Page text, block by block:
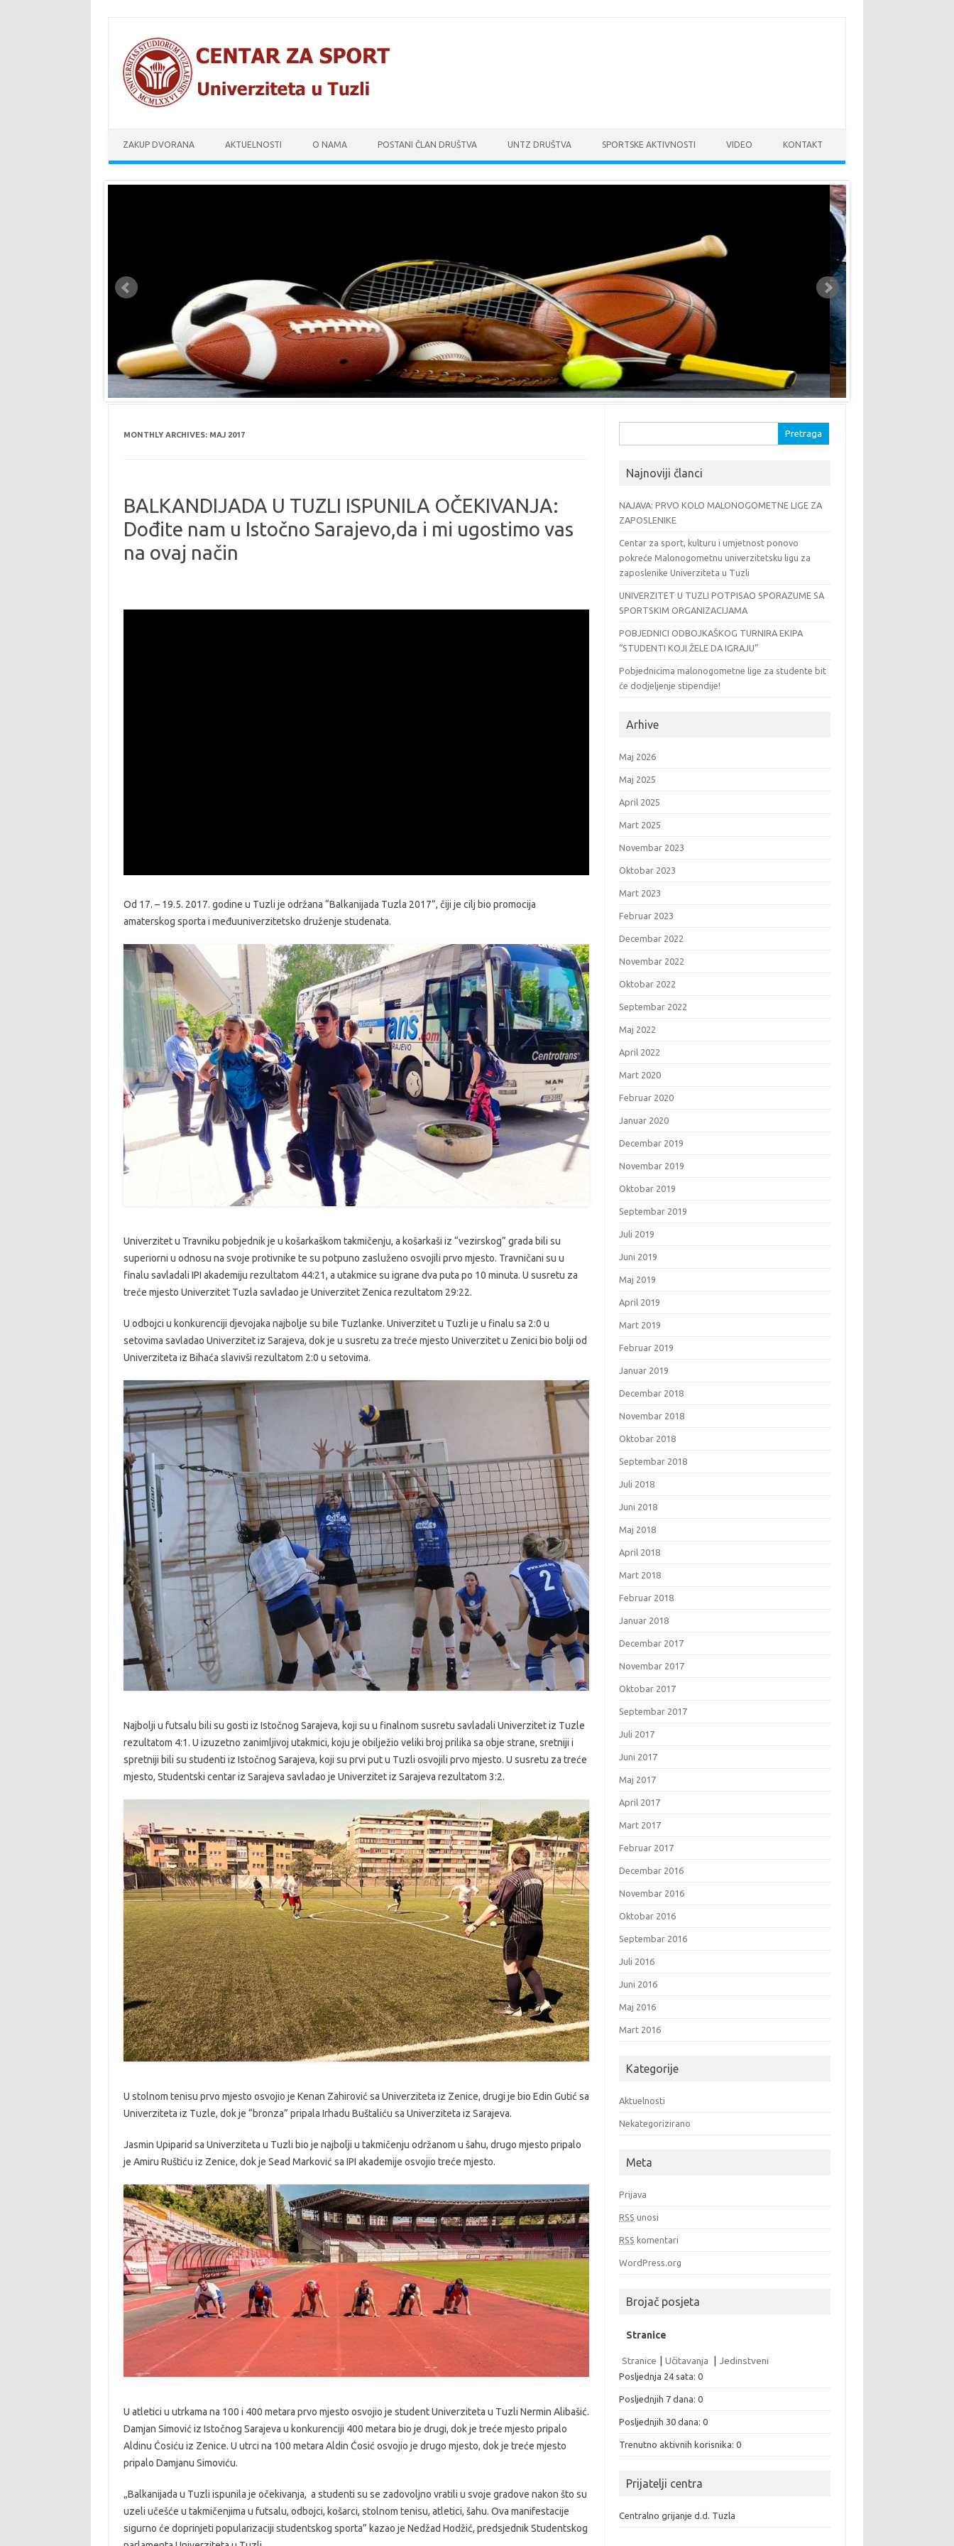
ZAKUP DVORANA AKTUELNOSTI O NAMA POSTANI ČLAN DRUŠTVA UNTZ DRUŠTVA SPORTSKE AKTIVNOSTI VIDEO KONTAKT
MONTHLY ARCHIVES: MAJ 2017
BALKANDIJADA U TUZLI ISPUNILA OČEKIVANJA:
Dođite nam u Istočno Sarajevo,da i mi ugostimo vas
na ovaj način
Od 17. – 19.5. 2017. godine u Tuzli je održana “Balkanijada Tuzla 2017”, čiji je cilj bio promocija
amaterskog sporta i međuuniverzitetsko druženje studenata.
Univerzitet u Travniku pobjednik je u košarkaškom takmičenju, a košarkaši iz “vezirskog” grada bili su
superiorni u odnosu na svoje protivnike te su potpuno zasluženo osvojili prvo mjesto. Travničani su u
finalu savladali IPI akademiju rezultatom 44:21, a utakmice su igrane dva puta po 10 minuta. U susretu za
treće mjesto Univerzitet Tuzla savladao je Univerzitet Zenica rezultatom 29:22.
U odbojci u konkurenciji djevojaka najbolje su bile Tuzlanke. Univerzitet u Tuzli je u finalu sa 2:0 u
setovima savladao Univerzitet iz Sarajeva, dok je u susretu za treće mjesto Univerzitet u Zenici bio bolji od
Univerziteta iz Bihaća slavivši rezultatom 2:0 u setovima.
Najbolji u futsalu bili su gosti iz Istočnog Sarajeva, koji su u finalnom susretu savladali Univerzitet iz Tuzle
rezultatom 4:1. U izuzetno zanimljivoj utakmici, koju je obilježio veliki broj prilika sa obje strane, sretniji i
spretniji bili su studenti iz Istočnog Sarajeva, koji su prvi put u Tuzli osvojili prvo mjesto. U susretu za treće
mjesto, Studentski centar iz Sarajeva savladao je Univerzitet iz Sarajeva rezultatom 3:2.
U stolnom tenisu prvo mjesto osvojio je Kenan Zahirović sa Univerziteta iz Zenice, drugi je bio Edin Gutić sa
Univerziteta iz Tuzle, dok je “bronza” pripala Irhadu Buštaliću sa Univerziteta iz Sarajeva.
Jasmin Upiparid sa Univerziteta u Tuzli bio je najbolji u takmičenju održanom u šahu, drugo mjesto pripalo
je Amiru Ruštiću iz Zenice, dok je Sead Marković sa IPI akademije osvojio treće mjesto.
U atletici u utrkama na 100 i 400 metara prvo mjesto osvojio je student Univerziteta u Tuzli Nermin Alibašić.
Damjan Simović iz Istočnog Sarajeva u konkurenciji 400 metara bio je drugi, dok je treće mjesto pripalo
Aldinu Ćosiću iz Zenice. U utrci na 100 metara Aldin Ćosić osvojio je drugo mjesto, dok je treće mjesto
pripalo Damjanu Simoviću.
„Balkanijada u Tuzli ispunila je očekivanja, a studenti su se zadovoljno vratili u svoje gradove nakon što su
uzeli učešće u takmičenjima u futsalu, odbojci, košarci, stolnom tenisu, atletici, šahu. Ova manifestacije
sigurno će doprinjeti popularizaciji studentskog sporta” kazao je Nedžad Hodžić, predsjednik Studentskog
Najnoviji članci
NAJAVA: PRVO KOLO MALONOGOMETNE LIGE ZA
ZAPOSLENIKE
Centar za sport, kulturu i umjetnost ponovo
pokreće Malonogometnu univerzitetsku ligu za
zaposlenike Univerziteta u Tuzli
UNIVERZITET U TUZLI POTPISAO SPORAZUME SA
SPORTSKIM ORGANIZACIJAMA
POBJEDNICI ODBOJKAŠKOG TURNIRA EKIPA
“STUDENTI KOJI ŽELE DA IGRAJU”
Pobjednicima malonogometne lige za studente bit
će dodjeljenje stipendije!
Arhive
Maj 2026
Maj 2025
April 2025
Mart 2025
Novembar 2023
Oktobar 2023
Mart 2023
Februar 2023
Decembar 2022
Novembar 2022
Oktobar 2022
Septembar 2022
Maj 2022
April 2022
Mart 2020
Februar 2020
Januar 2020
Decembar 2019
Novembar 2019
Oktobar 2019
Septembar 2019
Juli 2019
Juni 2019
Maj 2019
April 2019
Mart 2019
Februar 2019
Januar 2019
Decembar 2018
Novembar 2018
Oktobar 2018
Septembar 2018
Juli 2018
Juni 2018
Maj 2018
April 2018
Mart 2018
Februar 2018
Januar 2018
Decembar 2017
Novembar 2017
Oktobar 2017
Septembar 2017
Juli 2017
Juni 2017
Maj 2017
April 2017
Mart 2017
Februar 2017
Decembar 2016
Novembar 2016
Oktobar 2016
Septembar 2016
Juli 2016
Juni 2016
Maj 2016
Mart 2016
Kategorije
Aktuelnosti
Nekategorizirano
Meta
Prijava
RSS unosi
RSS komentari
WordPress.org
Brojač posjeta
Stranice
Stranice Učitavanja Jedinstveni
Posljednja 24 sata:0
Posljednjih 7 dana:0
Posljednjih 30 dana:0
Trenutno aktivnih korisnika: 0
Prijatelji centra
Centralno grijanje d.d. Tuzla